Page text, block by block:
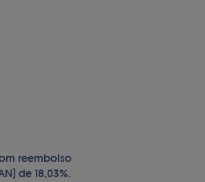
reembolso
de 18,03%.